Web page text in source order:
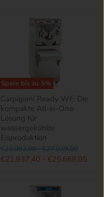
Spare bis zu 5%
Carpigiani Ready WF: Die
kompakte All-in-One
Lösung für
wassergekühlte
Eisproduktion
Ursprünglicher
Preis
€23.092,00-Ursprünglicher
Preis
€27.019,00
€21.937,40 €25.668,05